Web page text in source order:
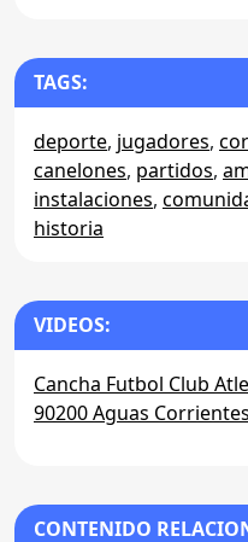
TAGS:
deporte, jugadores,
canelones, partidos,
instalaciones,
historia
VIDEOS:
Cancha Futbol Club
90200 Aguas Corrientes
CONTENIDO